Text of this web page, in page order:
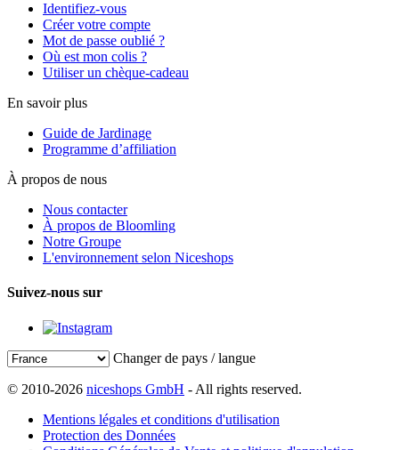
Identifiez-vous
Créer votre compte
Mot de passe oublié ?
Où est mon colis ?
Utiliser un chèque-cadeau
En savoir plus
Guide de Jardinage
Programme d’affiliation
À propos de nous
Nous contacter
À propos de Bloomling
Notre Groupe
L'environnement selon Niceshops
Suivez-nous sur
Changer de pays / langue
© 2010-2026 niceshops GmbH - All rights reserved.
Mentions légales et conditions d'utilisation
Protection des Données